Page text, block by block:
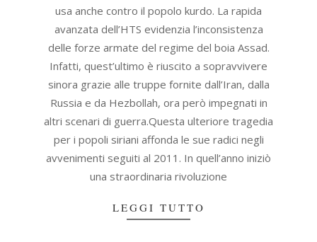
usa anche contro il popolo kurdo. La rapida
avanzata dell’HTS evidenzia l’inconsistenza
delle forze armate del regime del boia Assad.
Infatti, quest’ultimo è riuscito a sopravvivere
sinora grazie alle truppe fornite dall’Iran, dalla
Russia e da Hezbollah, ora però impegnati in
altri scenari di guerra.Questa ulteriore tragedia
per i popoli siriani affonda le sue radici negli
avvenimenti seguiti al 2011. In quell’anno iniziò
una straordinaria rivoluzione
LEGGI TUTTO